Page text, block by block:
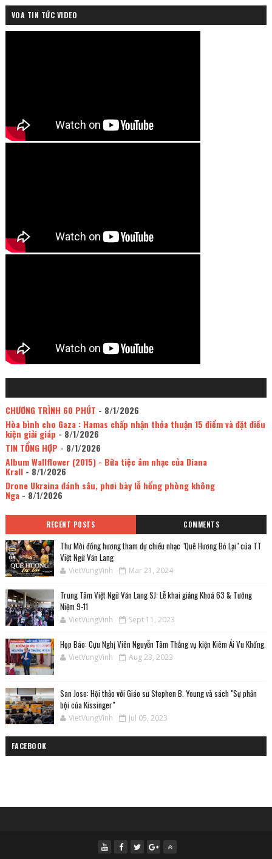
VOA TIN TỨC VIDEO
CHƯƠNG TRÌNH 60 PHÚT - 8/1/2026
Hòa bình cho Gaza : Hamas chấp nhận thỏa thuận 15 điểm và đặt điều
kiện giải giáp - 8/1/2026
TIN TỔNG HỢP - 8/1/2026
Album Wallflower (2015) - Bữa tiệc âm nhạc của Diana
Krall- 8/1/2026
Drone Ukraina đánh sâu, phơi bày lỗ hổng phòng không
Nga- 8/1/2026
RECENT POSTS COMMENTS
Thư Mời đồng hương tham dự chiều nhạc "Quê Hương Bỏ Lại" của TT
Việt Ngữ Văn Lang
VietVungVinh Mar 21, 2024
Trung Tâm Việt Ngữ Văn Lang SJ: Lễ khai giảng Khoá 63 & Tưởng
Niệm 9-11
VietVungVinh Sept 11, 2023
Họp Báo: Cựu Nghị Viên Nguyễn Tâm Thắng vụ kiện Kiêm Ái Vu Khống.
VietVungVinh Aug 23, 2023
San Jose: Hội thảo với Giáo sư Stephen B. Young và sách "Sự phản
bội của Kissinger"
VietVungVinh Jul 05, 2023
FACEBOOK